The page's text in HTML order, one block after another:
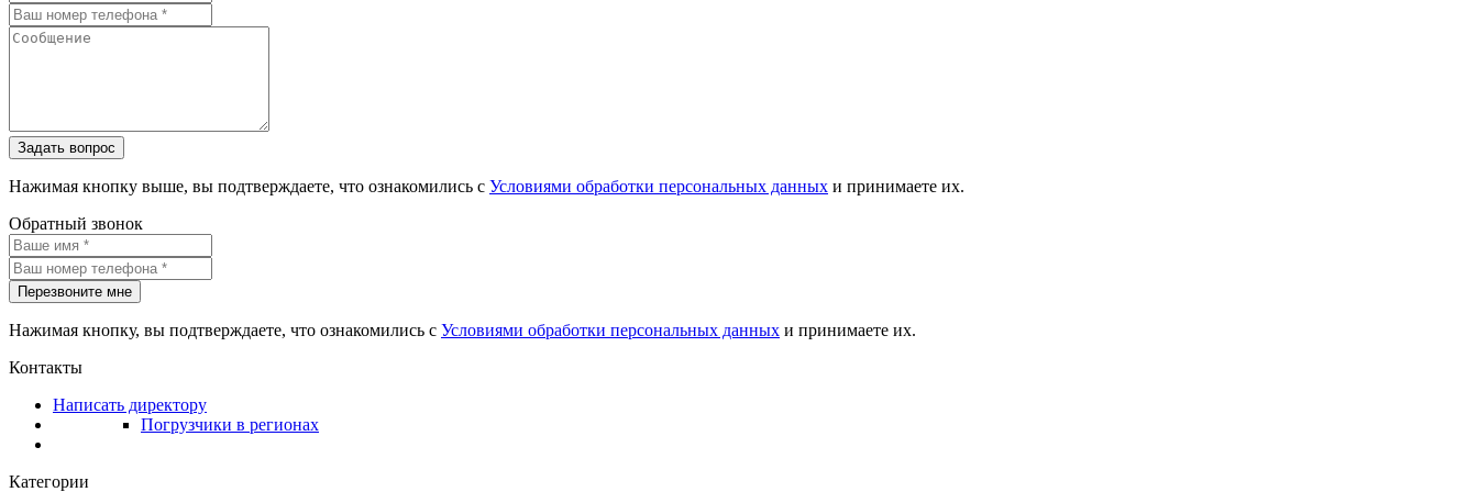
Задать вопрос
Нажимая кнопку выше, вы подтверждаете, что ознакомились с Условиями обработки персональных данных и принимаете их.
Обратный звонок
Перезвоните мне
Нажимая кнопку, вы подтверждаете, что ознакомились с Условиями обработки персональных данных и принимаете их.
Контакты
Написать директору
Погрузчики в регионах
Категории